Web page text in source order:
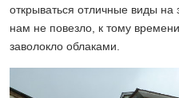
открываться отличные виды
нам не повезло, к тому
заволокло облаками.